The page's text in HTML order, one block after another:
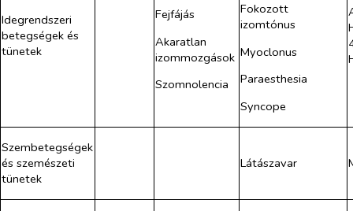
Idegrendszeri
betegségek és
tünetek
Fejfájás
Akaratlan
izommozgások
Szomnolencia
Fokozott
izomtónus
Myoclonus
Paraesthesia
Syncope
Szembetegségek
és szemészeti
tünetek
Látászavar